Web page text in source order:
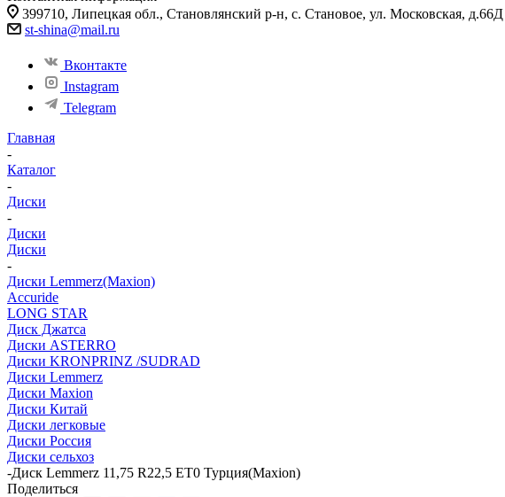
399710, Липецкая обл., Становлянский р-н, с. Становое, ул. Московская,
st-shina@mail.ru
Вконтакте
Instagram
Telegram
Главная
-
Каталог
-
Диски
-
Диски
Диски
-
Диски Lemmerz(Maxion)
Accuride
LONG STAR
Диск Джатса
Диски ASTERRO
Диски KRONPRINZ /SUDRAD
Диски Lemmerz
Диски Maxion
Диски Китай
Диски легковые
Диски Россия
Диски сельхоз
-Диск Lemmerz 11,75 R22,5 ЕТ0 Турция(Maxion)
Поделиться